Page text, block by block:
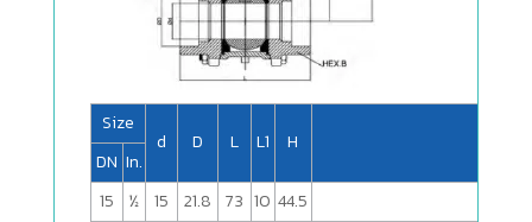
Size
d D L L1 H
DN In.
15
½ 15 21.8 73 10 44.5